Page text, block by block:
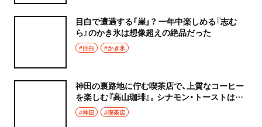
目白で遭遇する「崖」？ 一年中楽しめる『志む
ら』のかき氷は想像超えの絶品だった
#目白 #かき氷
神田の裏路地に佇む喫茶店で、上質なコーヒー
を楽しむ『高山珈琲』。シナモン・トーストはラ
ンチにもぴったり。
#神田 #喫茶店